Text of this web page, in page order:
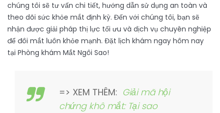
chúng tôi sẽ tư vấn chi tiết, hướng dẫn sử dụng an toàn và
theo dõi sức khỏe mắt định kỳ. Đến với chúng tôi, bạn sẽ
nhận được giải pháp thị lực tối ưu và dịch vụ chuyên nghiệp
để đôi mắt luôn khỏe mạnh. Đặt lịch khám ngay hôm nay
tại Phòng khám Mắt Ngôi Sao!
=> XEM THÊM: Giải mã hội
chứng khô mắt: Tại sao